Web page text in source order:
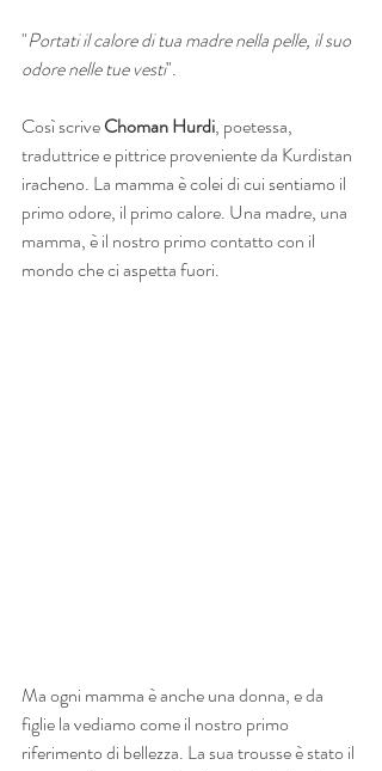
"Portati il calore di tua madre nella pelle, il suo
odore nelle tue vesti".
Così scrive Choman Hurdi, poetessa,
traduttrice e pittrice proveniente da Kurdistan
iracheno. La mamma è colei di cui sentiamo il
primo odore, il primo calore. Una madre, una
mamma, è il nostro primo contatto con il
mondo che ci aspetta fuori.
Ma ogni mamma è anche una donna, e da
figlie la vediamo come il nostro primo
riferimento di bellezza. La sua trousse è stato il